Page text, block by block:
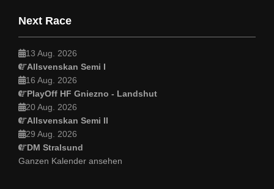
Next Race
13 Aug. 2026
Allsvenskan Semi I
16 Aug. 2026
PlayOff HF Gniezno - Landshut
20 Aug. 2026
Allsvenskan Semi II
29 Aug. 2026
DM Stralsund
Ganzen Kalender ansehen